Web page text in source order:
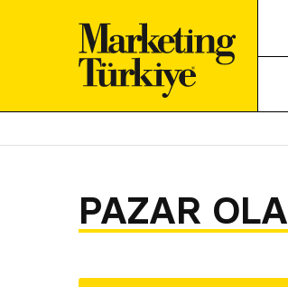
PAZAR OLA